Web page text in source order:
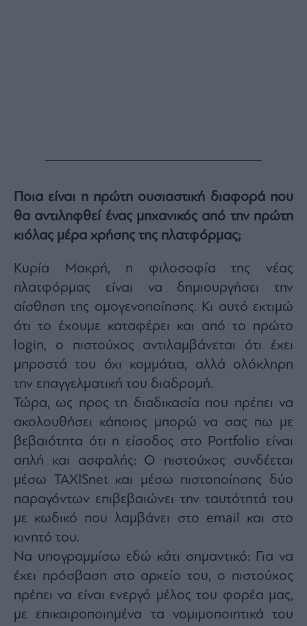
Ποια είναι η πρώτη ουσιαστική διαφορά που
θα αντιληφθεί ένας μηχανικός από την πρώτη
κιόλας μέρα χρήσης της πλατφόρμας;
Κυρία Μακρή, η φιλοσοφία της νέας
πλατφόρμας είναι να δημιουργήσει την
αίσθηση της ομογενοποίησης. Κι αυτό εκτιμώ
ότι το έχουμε καταφέρει και από το πρώτο
login, ο πιστούχος αντιλαμβάνεται ότι έχει
μπροστά του όχι κομμάτια, αλλά ολόκληρη
την επαγγελματική του διαδρομή.
Τώρα, ως προς τη διαδικασία που πρέπει να
ακολουθήσει κάποιος μπορώ να σας πω με
βεβαιότητα ότι η είσοδος στο Portfolio είναι
απλή και ασφαλής: Ο πιστούχος συνδέεται
μέσω TAXISnet και μέσω πιστοποίησης δύο
παραγόντων επιβεβαιώνει την ταυτότητά του
με κωδικό που λαμβάνει στο email και στο
κινητό του.
Να υπογραμμίσω εδώ κάτι σημαντικό: Για να
έχει πρόσβαση στο αρχείο του, ο πιστούχος
πρέπει να είναι ενεργό μέλος του φορέα μας,
με επικαιροποιημένα τα νομιμοποιητικά του